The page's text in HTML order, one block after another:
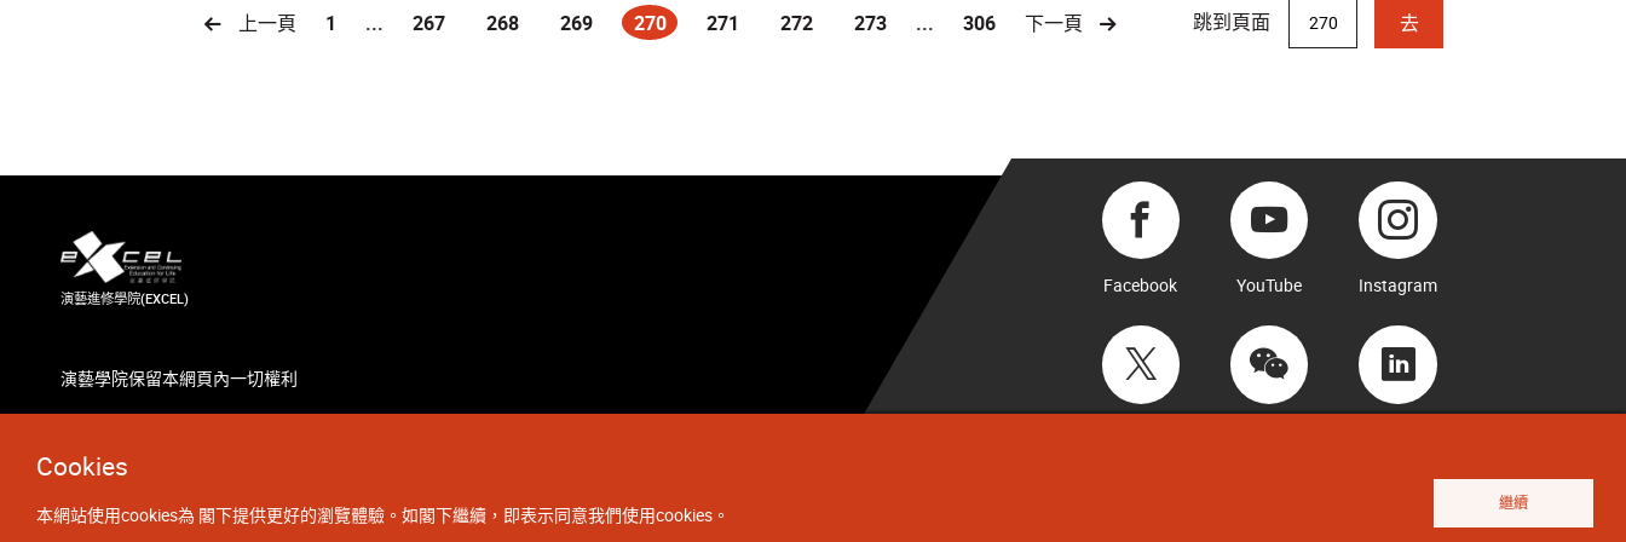
Cookies
本網站使用cookies為 閣下提供更好的瀏覽體驗。如閣下繼續，即表示同意我們使用cookies。
繼續
上一頁 1 ... 267 268 269 270
(current)271 272 273 ... 306 下一頁 跳到頁面 去
演藝進修學院(EXCEL)
演藝學院保留本網頁內一切權利
Facebook YouTube Instagram